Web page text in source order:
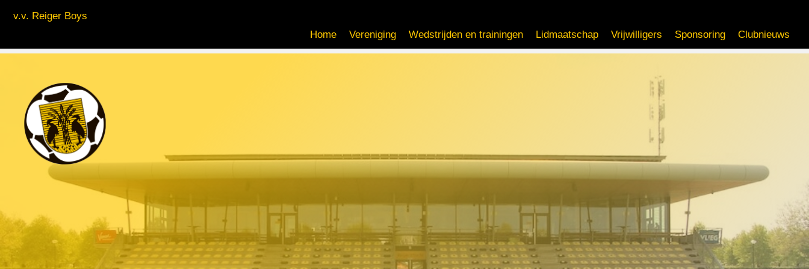
v.v. Reiger Boys
Home
Vereniging Wedstrijden en trainingen Lidmaatschap Vrijwilligers Sponsoring Clubnieuws